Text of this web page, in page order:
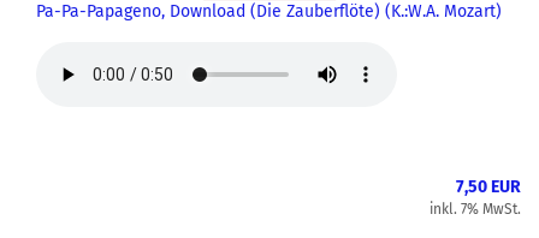
Pa-Pa-Papageno, Download (Die Zauberflöte) (K.:W.A. Mozart)
7,50 EUR
inkl. 7% MwSt.